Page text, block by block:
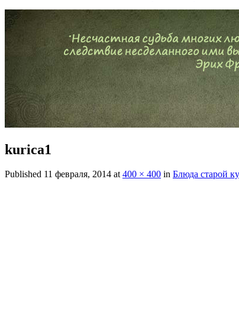
kurica1
Published 11 февраля, 2014 at400 × 400 in Блюда старой